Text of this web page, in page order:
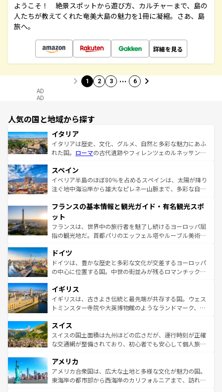
ようこそ！ 絶景スポットから遊び方、カルチャーまで、島の
人たちが教えてくれた奄美大島の魅力を1冊に凝縮。さあ、島
旅へ。
詳細を見る
1 2 3 … 6
AD
AD
人気の国と地域から探す
イタリア
イタリアは歴史、文化、グルメ、自然と多彩な魅力にあふ
れた国。 ローマの古代遺跡やフィレンツェのルネッサンス
ろん、トスカーナの美しい田園風景やアマルフィ海岸の絶
景など、自然景観も見逃せない。観光の合間には、本場の
ピザやパスタなど、絶品のイタリア料理を堪能することも
ませてくれるイタリアで、忘れられない旅をしてみよう！
なお、新着のイタリア情報は
しい。
スペイン
イベリア半島のほぼ80％を占めるスペインは、太陽が降り
注ぐ地中海沿岸から雄大なピレネー山脈まで、多彩な自然
文化が根付くこの国では、情熱的なフラメンコ、熱気あふ
れる闘牛、そして美味しいタパスが生活の一部となってい
る。首都マドリードの洗練された雰囲気や、バルセロナの
アートに溢れた街角から、地方では古代ローマ遺跡や中世
せる。地方によって風土や気候が異なるスペインはその個
性で訪れる人を魅了する。 なお、新着のスペイン情報は コ
ンテンツ一覧を参照してほしい。
フランスの基本情報と観光ガイド・有名観光スポ
ット
フランスは、世界中の旅行者を魅了し続けるヨーロッパ屈
指の観光地だ。首都パリのエッフェル塔やルーブル美術館
で、幅広い魅力が詰まっている。華麗な宮殿、歴史的な大
聖堂、美しいビーチ、そして豊かな自然が、訪れる者を心
から魅了する。また、フランスは美食の国としても知ら
いる。シャンパンの発祥地であるランス、プロヴァンスの
香り高いラベンダー畑など、多彩な楽しみ方が可能だ。さ
らに、パリ以外の地域にも魅力が溢れており、どの街角に
れる地方に足を運ぶとそれぞれで全く異なる文化を体験で
きるだろう。 なお、新着のフランス情報はコンテンツ一覧
を参照してほしい。
ドイツ
ドイツは、豊かな歴史と多彩な文化が交差するヨーロッパ
の中心に位置する国。中世の街並みが残るロマンチック街
顔を持つこの国は、どこを歩いても飽きることがない。ベ
ルリンの文化的活気、バイエルン州のアルプスの絶景、そ
してライン川沿いのワイン畑といった風景は必見。ビール
は、お酒好きな人にはぜひ体験してほしい。 なお、新着の
ドイツ情報はコンテンツ一覧を参照してほしい。
イギリス
イギリスは、古きよき伝統と最先端が共存する国。ウェス
トミンスター寺院や大英博物館のようなランドマーク、歴
リアごとに異なる魅力がある。また、優雅なアフタヌーン
ティー、ビール好きにはたまらない英国パブ、サッカー観
戦など、本場だからこそできる体験も豊富。イギリスを旅
ンツ一覧を参照してほしい。
スイス
スイスの国土面積は九州ほどの広さだが、運行時刻が正確
な交通網が整備されており、初心者でも安心して個人旅行
の建物がそのまま残る町や、スイスならではのユニークな
博物館もあり、アルプス観光だけでなく町歩きも満喫する
ことができる。国民の所得が高いため物価も高いが、旅行
アメリカ
アメリカ合衆国は、広大な土地と多様な文化が魅力の国。
東海岸の都市部から西海岸のカリフォルニアまで、訪れる